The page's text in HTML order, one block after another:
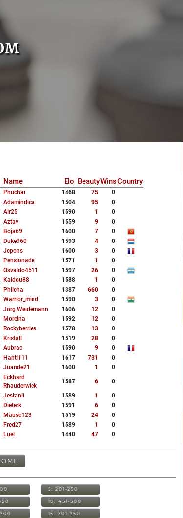
Name Elo BeautyWinsCountry
Phuchai 1468 75
0
Adamindica 1504 95
0
Air25 1590 1
0
Aztay 1559 9
0
Boja69 1600 7
0
Duke960 1593 4
0
Jcpons 1600 3
0
Pensionade 1571 1
0
Osvaldo4511 1597 26
0
Kaidou88 1588 1
0
Philcha 1387 660
0
Warrior_mind 1590 3
0
Jörg Weidemann 1606 12
0
Moreina 1592 12
0
Rockyberries 1578 13
0
Kristall 1519 28
0
Aubrac 1590 9
0
Hanti111 1617 731
0
Juande21 1600 1 0
Eckhard
Rhauderwiek
1587 6 0
Jestanli 1589 1
0
Dieterk 1591 6
0
Mäuse123 1519 24
0
Fred27 1589 1
0
Luel 1440 47 0
5: 201-250
10: 451-500
15: 701-750